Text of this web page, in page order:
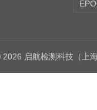
启航检测科技（上